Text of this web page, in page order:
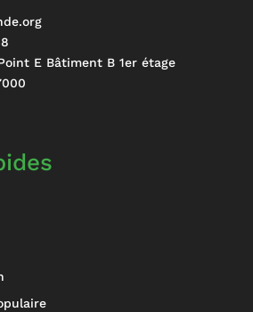
E Bâtiment B 1er étage